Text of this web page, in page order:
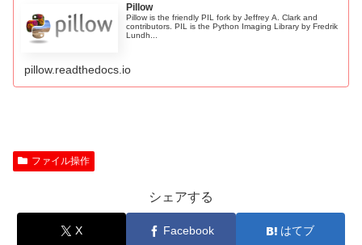
Pillow
Pillow is the friendly PIL fork by Jeffrey A. Clark and
contributors. PIL is the Python Imaging Library by Fredrik
Lundh...
pillow.readthedocs.io
ファイル操作
シェアする
X Facebook はてブ